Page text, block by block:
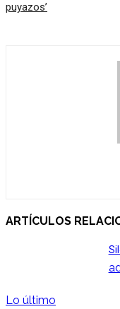
puyazos’
ARTÍCULOS
Lo último